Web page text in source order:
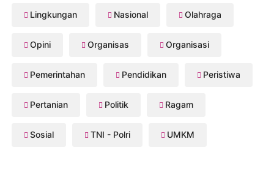
Lingkungan Nasional Olahraga
Opini Organisas Organisasi
Pemerintahan Pendidikan Peristiwa
Pertanian Politik Ragam
Sosial TNI - Polri UMKM